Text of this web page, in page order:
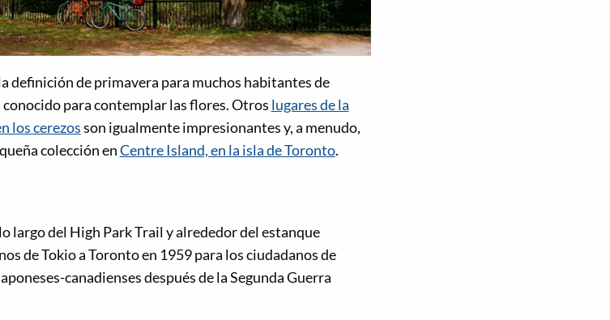
definición de primavera para muchos habitantes de
para contemplar las flores. Otros lugares de la
los cerezosson igualmente impresionantes y, a menudo,
colección enCentre Island, en la isla de Toronto.
largo del High Park Trail y alrededor del estanque
de Tokio a Toronto en 1959 para los ciudadanos de
canadienses después de la Segunda Guerra